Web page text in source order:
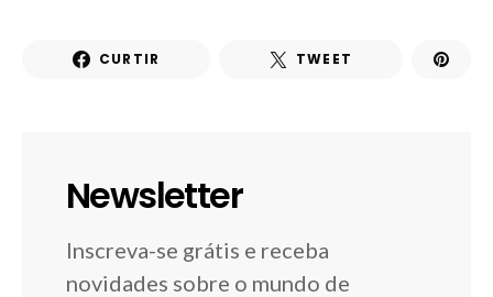
CURTIR TWEET
Newsletter
Inscreva-se grátis e receba
novidades sobre o mundo de